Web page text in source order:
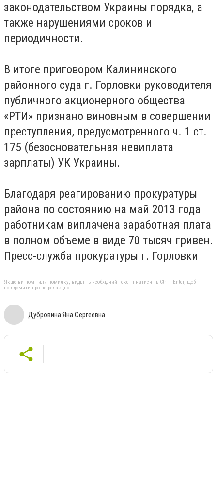
законодательством Украины порядка, а
также нарушениями сроков и
периодичности.
В итоге приговором Калининского
районного суда г. Горловки руководителя
публичного акционерного общества
«РТИ» признано виновным в совершении
преступления, предусмотренного ч. 1 ст.
175 (безосновательная невиплата
зарплаты) УК Украины.
Благодаря реагированию прокуратуры
района по состоянию на май 2013 года
работникам виплачена заработная плата
в полном объеме в виде 70 тысяч гривен.
Пресс-служба прокуратуры г. Горловки
Якщо ви помітили помилку, виділіть необхідний текст і натисніть Ctrl + Enter, щоб
повідомити про це редакцію
Дубровина Яна Сергеевна